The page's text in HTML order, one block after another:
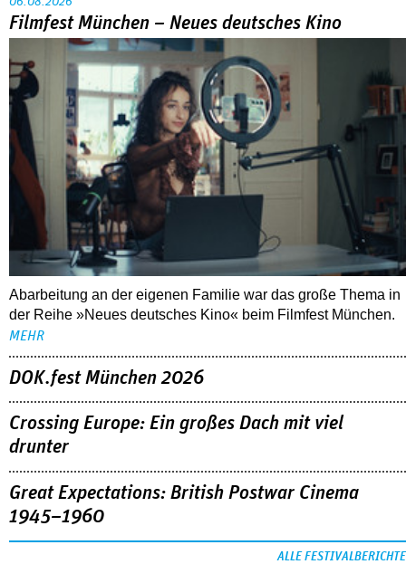
Filmfest München – Neues deutsches Kino
Abarbeitung an der eigenen Familie war das große Thema in
der Reihe »Neues deutsches Kino« beim Filmfest München.
MEHR
DOK.fest München 2026
Crossing Europe: Ein großes Dach mit viel
drunter
Great Expectations: British Postwar Cinema
1945–1960
ALLE FESTIVALBERICHTE